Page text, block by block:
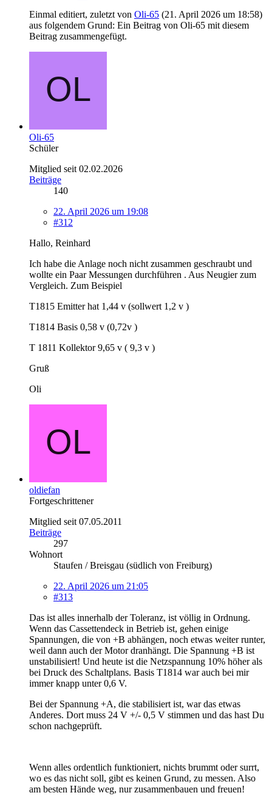
Einmal editiert, zuletzt von Oli-65 (21. April 2026 um 18:58)
aus folgendem Grund: Ein Beitrag von Oli-65 mit diesem
Beitrag zusammengefügt.
Oli-65
Schüler
Mitglied seit 02.02.2026
Beiträge
140
22. April 2026 um 19:08
#312
Hallo, Reinhard
Ich habe die Anlage noch nicht zusammen geschraubt und
wollte ein Paar Messungen durchführen . Aus Neugier zum
Vergleich. Zum Beispiel
T1815 Emitter hat 1,44 v (sollwert 1,2 v )
T1814 Basis 0,58 v (0,72v )
T 1811 Kollektor 9,65 v ( 9,3 v )
Gruß
Oli
oldiefan
Fortgeschrittener
Mitglied seit 07.05.2011
Beiträge
297
Wohnort
Staufen / Breisgau (südlich von Freiburg)
22. April 2026 um 21:05
#313
Das ist alles innerhalb der Toleranz, ist völlig in Ordnung.
Wenn das Cassettendeck in Betrieb ist, gehen einige
Spannungen, die von +B abhängen, noch etwas weiter runter,
weil dann auch der Motor dranhängt. Die Spannung +B ist
unstabilisiert! Und heute ist die Netzspannung 10% höher als
bei Druck des Schaltplans. Basis T1814 war auch bei mir
immer knapp unter 0,6 V.
Bei der Spannung +A, die stabilisiert ist, war das etwas
Anderes. Dort muss 24 V +/- 0,5 V stimmen und das hast Du
schon nachgeprüft.
Wenn alles ordentlich funktioniert, nichts brummt oder surrt,
wo es das nicht soll, gibt es keinen Grund, zu messen. Also
am besten Hände weg, nur zusammenbauen und freuen!